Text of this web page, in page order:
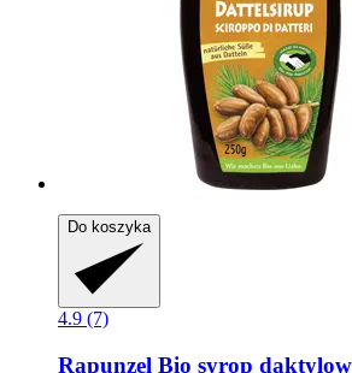
Do koszyka
4.9 (7)
Rapunzel Bio syrop